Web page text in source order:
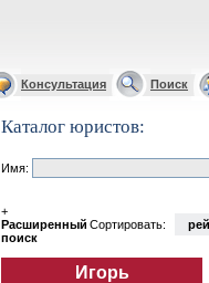
Консультация Поиск
Каталог юристов:
Имя:
+
Расширенный
поиск
Сортировать:
Игорь